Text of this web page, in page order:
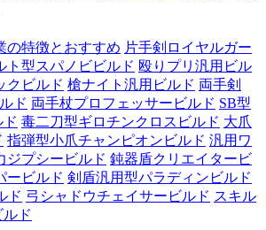
の特徴とおすすめ 片手剣ロイヤルガー
ト型スパノビビルド 殴りプリ汎用ビル
クビルド 槍ナイト汎用ビルド 両手剣
ド 両手杖プロフェッサービルド SB型
毒二刀型ギロチンクロスビルド 大爪
指弾型小爪チャンピオンビルド 汎用ワ
ジプシービルド 鈍器盾クリエイタービ
ービルド 剣盾汎用型パラディンビルド
ド 弓シャドウチェイサービルド スキル
ド